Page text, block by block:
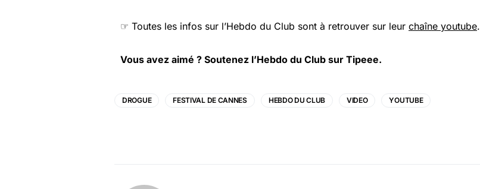
☞ Toutes les infos sur l’Hebdo du Club sont à retrouver sur leur chaîne youtube.
Vous avez aimé ? Soutenez l’Hebdo du Club sur Tipeee.
DROGUE FESTIVAL DE CANNES HEBDO DU CLUB VIDEO YOUTUBE